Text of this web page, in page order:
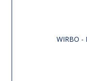
WIRBO -